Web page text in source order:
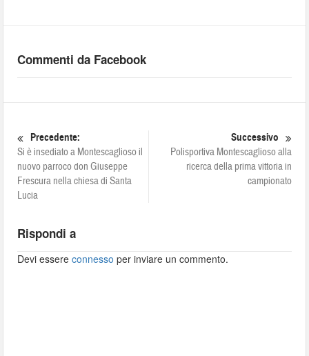
Commenti da Facebook
Precedente:
Si è insediato a Montescaglioso il
nuovo parroco don Giuseppe
Frescura nella chiesa di Santa
Lucia
Successivo
Polisportiva Montescaglioso alla
ricerca della prima vittoria in
campionato
Rispondi a
Devi essereconnesso per inviare un commento.